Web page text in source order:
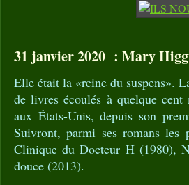
31 janvier 2020 : Mary
Elle était la «reine du suspens».
de livres écoulés à quelque
aux États-Unis, depuis son
Suivront, parmi ses romans
Clinique du Docteur H (1980),
douce (2013).